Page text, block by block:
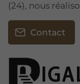
(24), nous
Contact